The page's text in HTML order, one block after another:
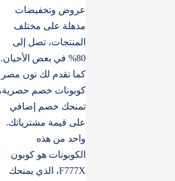
عروض وتخفيضات
مذهلة على مختلف
المنتجات، تصل إلى
80% في بعض الأحيان.
كما تقدم لك نون مصر
كوبونات خصم حصرية،
تمنحك خصم إضافي
على قيمة مشترياتك.
واحد من هذه
الكوبونات هو كوبون
F777X، الذي يمنحك